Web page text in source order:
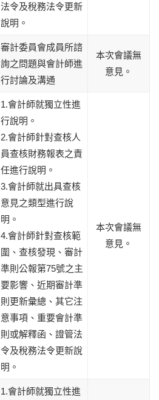
法令及稅務法令更新
說明。
審計委員會成員所諮
詢之問題與會計師進
行討論及溝通
本次會議無
意見。
1.會計師就獨立性進
行說明。
2.會計師針對查核人
員查核財務報表之責
任進行說明。
3.會計師就出具查核
意見之類型進行說
明。
4.會計師針對查核範
圍、查核發現、審計
準則公報第75號之主
要影響、近期審計準
則更新彙總、其它注
意事項、重要會計準
則或解釋函、證管法
令及稅務法令更新說
明。
本次會議無
意見。
1.會計師就獨立性進